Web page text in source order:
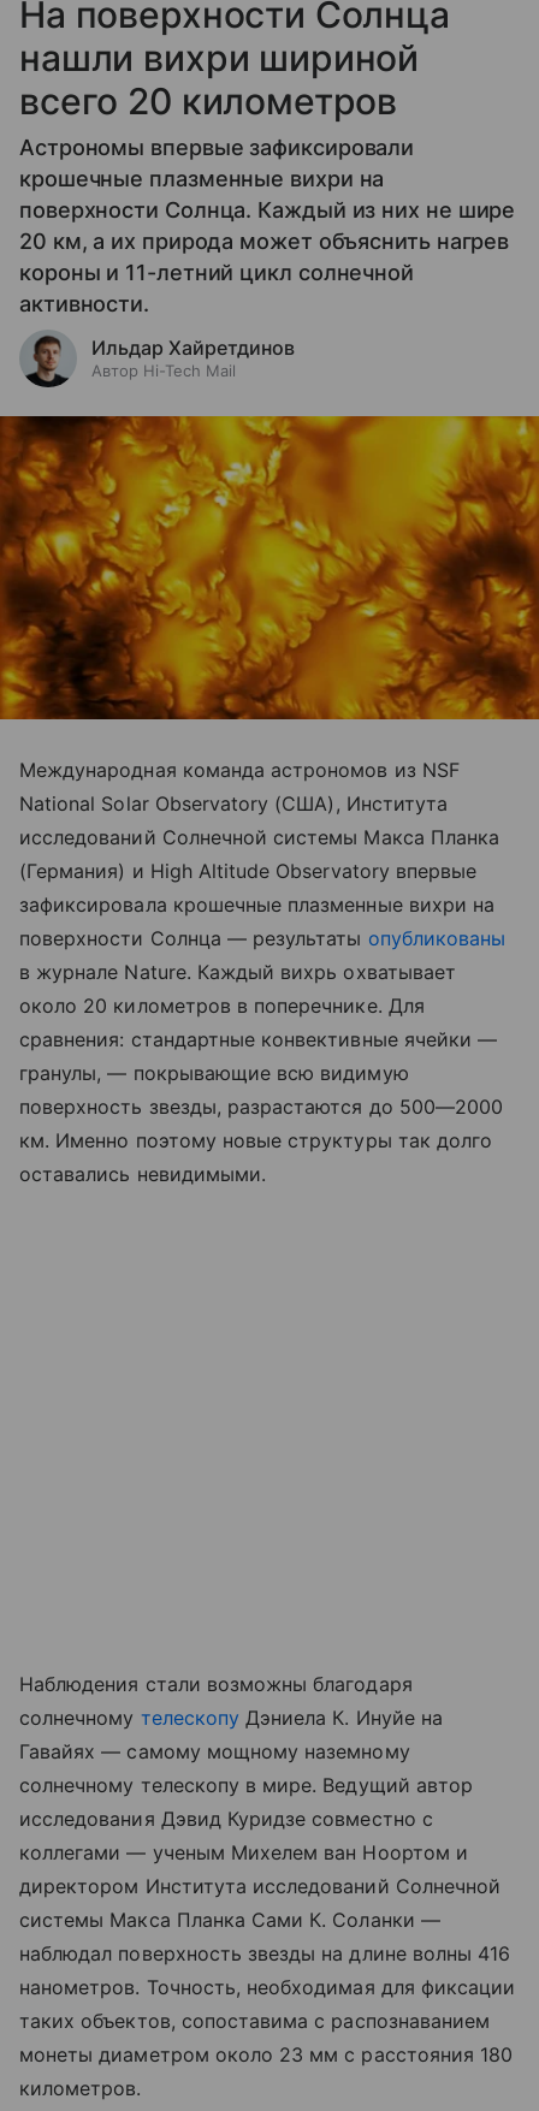
На поверхности Солнца
нашли вихри шириной
всего 20 километров
Астрономы впервые зафиксировали
крошечные плазменные вихри на
поверхности Солнца. Каждый из них не шире
20 км, а их природа может объяснить нагрев
короны и 11-летний цикл солнечной
активности.
Ильдар Хайретдинов
Автор Hi-Tech Mail
Международная команда астрономов из NSF
National Solar Observatory (США), Института
исследований Солнечной системы Макса Планка
(Германия) и High Altitude Observatory впервые
зафиксировала крошечные плазменные вихри на
поверхности Солнца — результаты опубликованы
в журнале Nature. Каждый вихрь охватывает
около 20 километров в поперечнике. Для
сравнения: стандартные конвективные ячейки —
гранулы, — покрывающие всю видимую
поверхность звезды, разрастаются до 500—2000
км. Именно поэтому новые структуры так долго
оставались невидимыми.
Наблюдения стали возможны благодаря
солнечному телескопу Дэниела К. Инуйе на
Гавайях — самому мощному наземному
солнечному телескопу в мире. Ведущий автор
исследования Дэвид Куридзе совместно с
коллегами — ученым Михелем ван Ноортом и
директором Института исследований Солнечной
системы Макса Планка Сами К. Соланки —
наблюдал поверхность звезды на длине волны 416
нанометров. Точность, необходимая для фиксации
таких объектов, сопоставима с распознаванием
монеты диаметром около 23 мм с расстояния 180
километров.